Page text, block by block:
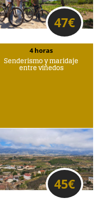
47€
4 horas
Senderismo y maridaje
entre viñedos
45€